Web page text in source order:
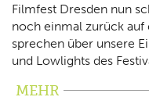
Filmfest Dresden nun
noch einmal zurück
sprechen über unsere
und Lowlights des
MEHR